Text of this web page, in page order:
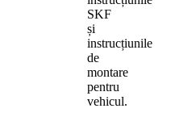
SKF
și
instrucțiunile
de
montare
pentru
vehicul.